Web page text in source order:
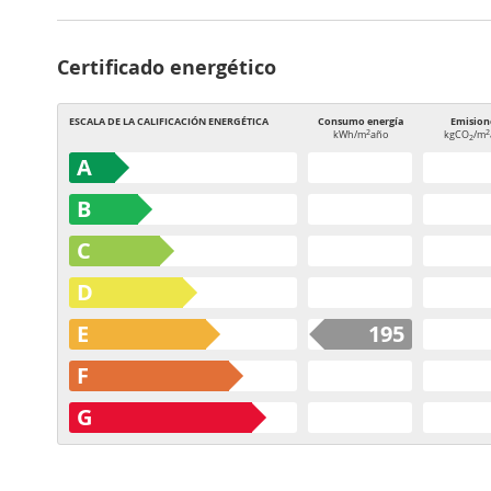
Certificado energético
ESCALA DE LA CALIFICACIÓN ENERGÉTICA Consumo energía
kWh/m2año kgCO2/m2
A
B
C
D
E
195
F
G